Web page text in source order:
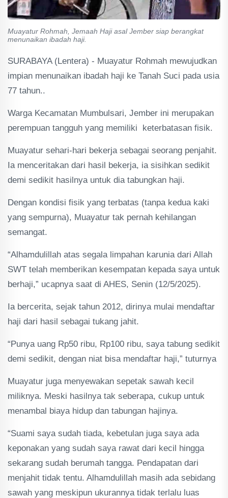
Muayatur Rohmah, Jemaah Haji asal Jember siap berangkat
menunaikan ibadah haji.
SURABAYA (Lentera) - Muayatur Rohmah mewujudkan
impian menunaikan ibadah haji ke Tanah Suci pada usia
77 tahun..
Warga Kecamatan Mumbulsari, Jember ini merupakan
perempuan tangguh yang memiliki keterbatasan fisik.
Muayatur sehari-hari bekerja sebagai seorang penjahit.
Ia menceritakan dari hasil bekerja, ia sisihkan sedikit
demi sedikit hasilnya untuk dia tabungkan haji.
Dengan kondisi fisik yang terbatas (tanpa kedua kaki
yang sempurna), Muayatur tak pernah kehilangan
semangat.
“Alhamdulillah atas segala limpahan karunia dari Allah
SWT telah memberikan kesempatan kepada saya untuk
berhaji,” ucapnya saat di AHES, Senin (12/5/2025).
Ia bercerita, sejak tahun 2012, dirinya mulai mendaftar
haji dari hasil sebagai tukang jahit.
“Punya uang Rp50 ribu, Rp100 ribu, saya tabung sedikit
demi sedikit, dengan niat bisa mendaftar haji,” tuturnya
Muayatur juga menyewakan sepetak sawah kecil
miliknya. Meski hasilnya tak seberapa, cukup untuk
menambal biaya hidup dan tabungan hajinya.
“Suami saya sudah tiada, kebetulan juga saya ada
keponakan yang sudah saya rawat dari kecil hingga
sekarang sudah berumah tangga. Pendapatan dari
menjahit tidak tentu. Alhamdulillah masih ada sebidang
sawah yang meskipun ukurannya tidak terlalu luas